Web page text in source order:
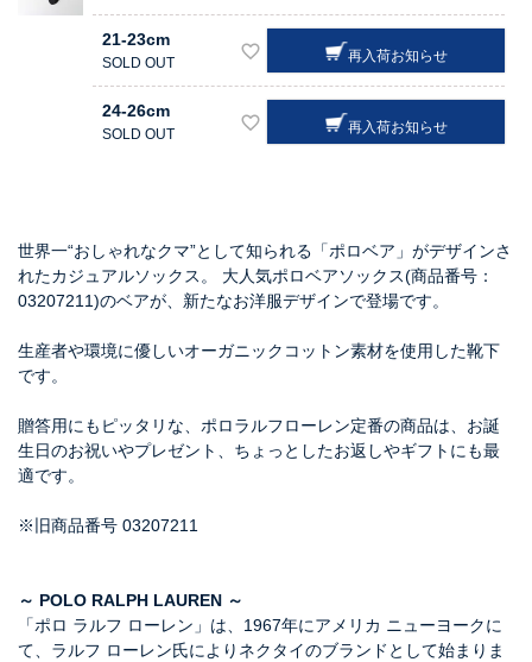
21-23cm
SOLD OUT 再入荷お知らせ
24-26cm
SOLD OUT 再入荷お知らせ
世界一“おしゃれなクマ”として知られる「ポロベア」がデザインさ
れたカジュアルソックス。 大人気ポロベアソックス(商品番号：
03207211)のベアが、新たなお洋服デザインで登場です。
生産者や環境に優しいオーガニックコットン素材を使用した靴下
です。
贈答用にもピッタリな、ポロラルフローレン定番の商品は、お誕
生日のお祝いやプレゼント、ちょっとしたお返しやギフトにも最
適です。
※旧商品番号 03207211
～ POLO RALPH LAUREN ～
「ポロ ラルフ ローレン」は、1967年にアメリカ ニューヨークに
て、ラルフ ローレン氏によりネクタイのブランドとして始まりま